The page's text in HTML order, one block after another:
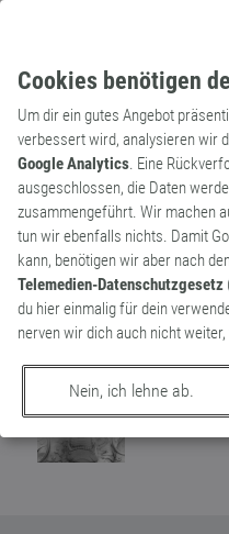
Cookies benötigen
Um dir ein gutes Angebot
verbessert wird, analysieren wir
Google Analytics. Eine
ausgeschlossen, die Daten
zusammengeführt. Wir machen
tun wir ebenfalls nichts. Damit
kann, benötigen wir aber nach
Telemedien-Datenschutzgesetz
du hier einmalig für dein
nerven wir dich auch nicht
Nein, ich lehne ab.
Substantiv
Rumänischer
Autobuzul, der 1968 bis
eingeführt wurde.
erschaffen
am 30.